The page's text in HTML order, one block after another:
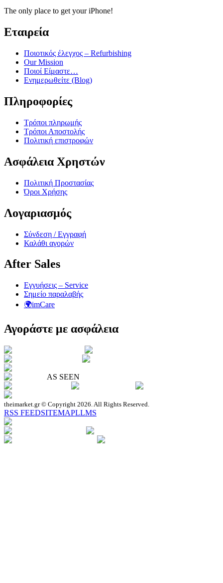
The only place to get your iPhone!
Εταιρεία
Ποιοτικός έλεγχος – Refurbishing
Our Mission
Ποιοί Είμαστε…
Ενημερωθείτε (Blog)
Πληροφορίες
Τρόποι πληρωμής
Τρόποι Αποστολής
Πολιτική επιστροφών
Ασφάλεια Χρηστών
Πολιτική Προστασίας
Όροι Χρήσης
Λογαριασμός
Σύνδεση / Εγγραφή
Καλάθι αγορών
After Sales
Εγγυήσεις – Service
Σημείο παραλαβής
🌍imCare
Αγοράστε με ασφάλεια
AS SEEN
theimarket.gr © Copyright 2026. All Rights Reserved.
RSS FEEDSITEMAPLLMS